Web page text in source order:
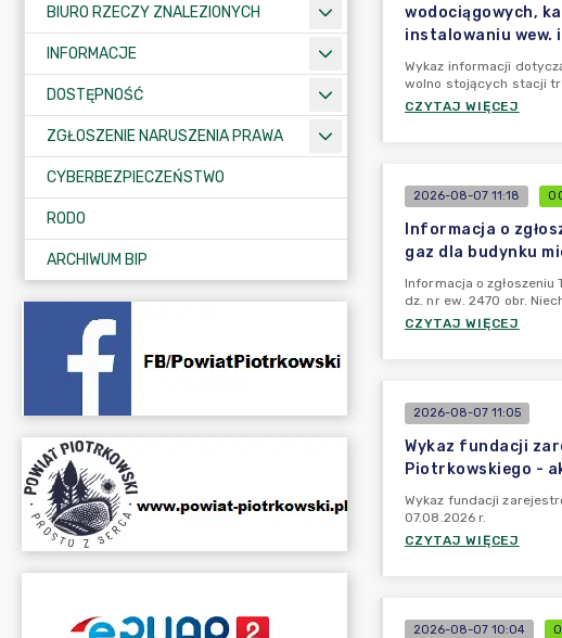
BIURO RZECZY ZNALEZIONYCH
INFORMACJE
DOSTĘPNOŚĆ
ZGŁOSZENIE NARUSZENIA PRAWA
CYBERBEZPIECZEŃSTWO
RODO
ARCHIWUM BIP
wodociągowych,
instalowaniu wew.
Wykaz informacji
wolno stojących stacji
CZYTAJ WIĘCEJ
2026-08-07 11:18
Informacja o
gaz dla budynku
Informacja o
dz. nr ew. 2470 obr.
CZYTAJ WIĘCEJ
2026-08-07 11:05
Wykaz fundacji
Piotrkowskiego -
Wykaz fundacji
07.08.2026 r.
CZYTAJ WIĘCEJ
2026-08-07 10:04